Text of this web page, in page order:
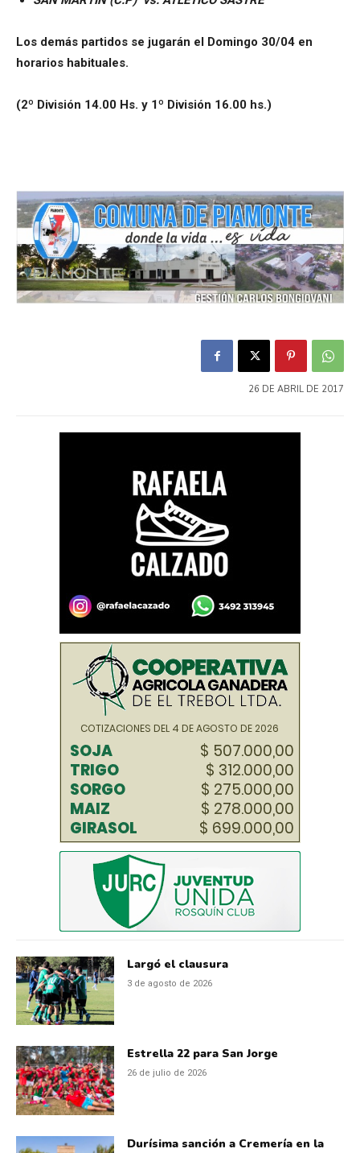
Los demás partidos se jugarán el Domingo 30/04 en
horarios habituales.
(2º División 14.00 Hs. y 1º División 16.00 hs.)
26 DE ABRIL DE 2017
Largó el clausura
3 de agosto de 2026
Estrella 22 para San Jorge
26 de julio de 2026
Durísima sanción a Cremería en la